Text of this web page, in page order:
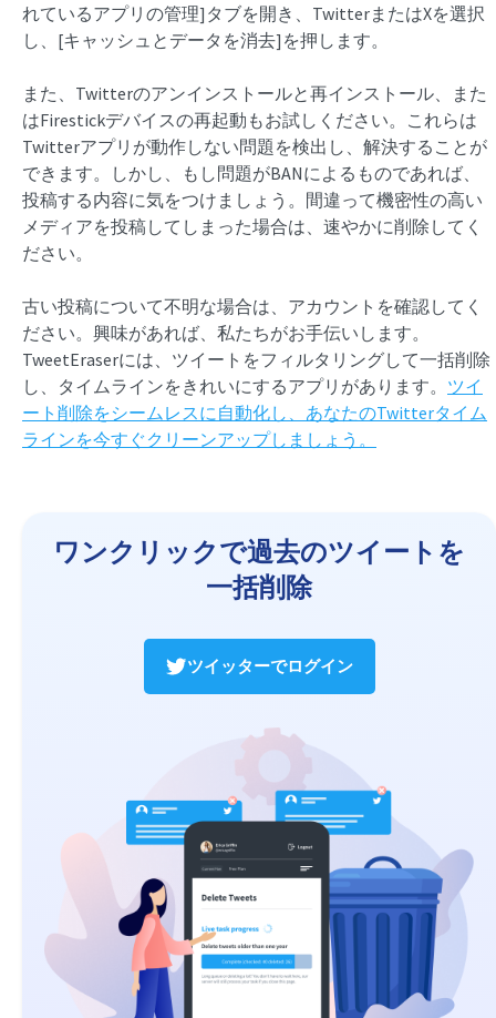
れているアプリの管理]タブを開き、TwitterまたはXを選択
し、[キャッシュとデータを消去]を押します。
また、Twitterのアンインストールと再インストール、また
はFirestickデバイスの再起動もお試しください。これらは
Twitterアプリが動作しない問題を検出し、解決することが
できます。しかし、もし問題がBANによるものであれば、
投稿する内容に気をつけましょう。間違って機密性の高い
メディアを投稿してしまった場合は、速やかに削除してく
ださい。
古い投稿について不明な場合は、アカウントを確認してく
ださい。興味があれば、私たちがお手伝いします。
TweetEraserには、ツイートをフィルタリングして一括削除
し、タイムラインをきれいにするアプリがあります。 ツイ
ート削除をシームレスに自動化し、あなたのTwitterタイム
ラインを今すぐクリーンアップしましょう。
ワンクリックで過去のツイートを
一括削除
ツイッターでログイン